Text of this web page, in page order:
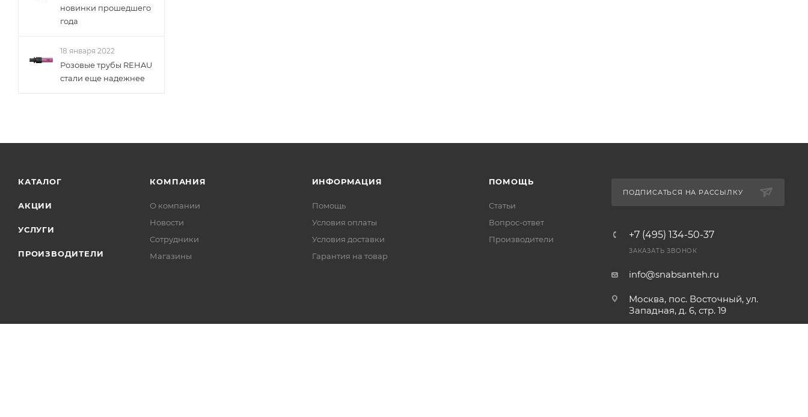
новинки прошедшего
года
18 января 2022
Розовые трубы REHAU
стали еще надежнее
КАТАЛОГ
АКЦИИ
УСЛУГИ
ПРОИЗВОДИТЕЛИ
КОМПАНИЯ
О компании
Новости
Сотрудники
Магазины
ИНФОРМАЦИЯ
Помощь
Условия оплаты
Условия доставки
Гарантия на товар
ПОМОЩЬ
Статьи
Вопрос-ответ
Производители
ПОДПИСАТЬСЯ НА РАССЫЛКУ
+7 (495) 134-50-37
ЗАКАЗАТЬ ЗВОНОК
info@snabsanteh.ru
Москва, пос. Восточный, ул.
Западная, д. 6, стр. 19